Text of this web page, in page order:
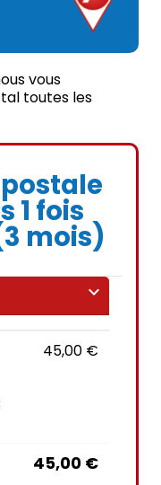
vous
toutes les
1 fois
mois)
expand_more
45,00 €
45,00 €